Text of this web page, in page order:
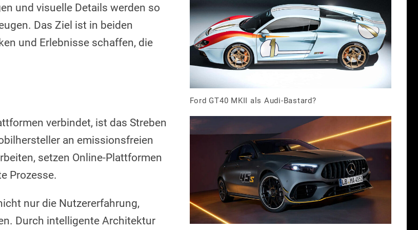
und visuelle Details werden so
Das Ziel ist in beiden
und Erlebnisse schaffen, die
verbindet, ist das Streben
an emissionsfreien
setzen Online-Plattformen
Prozesse.
nur die Nutzererfahrung,
Durch intelligente Architektur
Ford GT40 MKII als Audi-Bastard?